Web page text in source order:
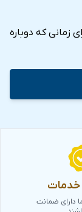
زمانی که دوباره
دارای ضمانت